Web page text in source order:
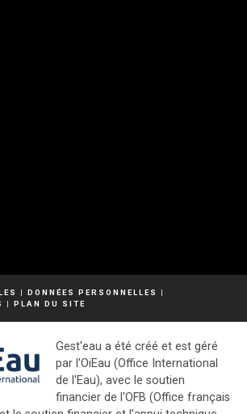
| DONNÉES PERSONNELLES
|
| PLAN DU SITE
Gest'eau a été créé et est géré
par l'OiEau (Office International
de l'Eau), avec le soutien
financier de l'OFB (Office français